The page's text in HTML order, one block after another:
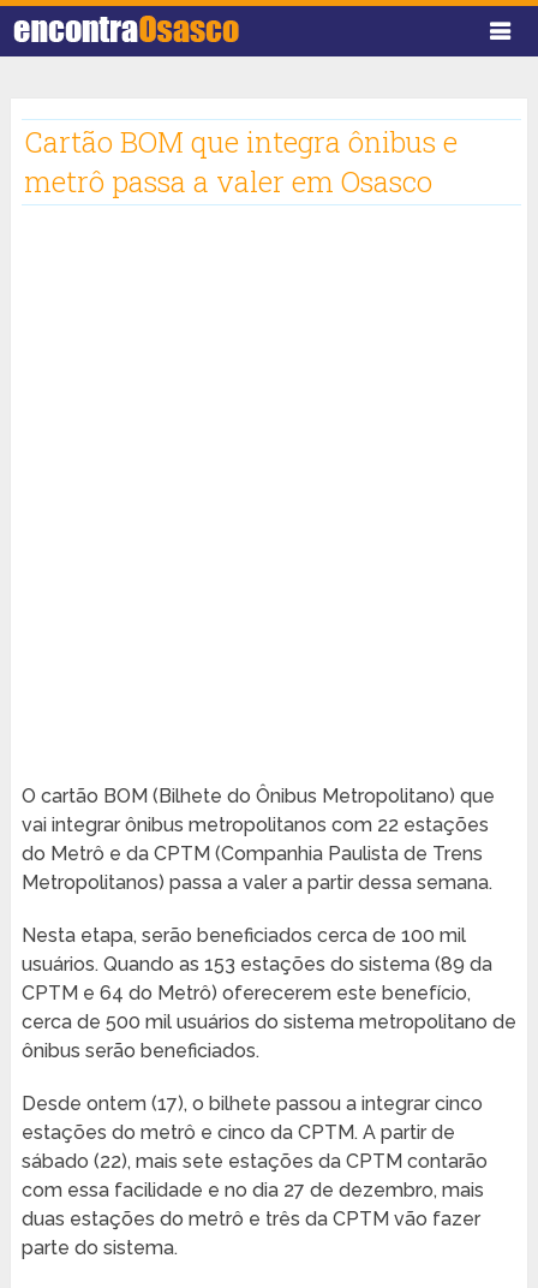
Cartão BOM que integra ônibus e
metrô passa a valer em Osasco
O cartão BOM (Bilhete do Ônibus Metropolitano) que
vai integrar ônibus metropolitanos com 22 estações
do Metrô e da CPTM (Companhia Paulista de Trens
Metropolitanos) passa a valer a partir dessa semana.
Nesta etapa, serão beneficiados cerca de 100 mil
usuários. Quando as 153 estações do sistema (89 da
CPTM e 64 do Metrô) oferecerem este benefício,
cerca de 500 mil usuários do sistema metropolitano de
ônibus serão beneficiados.
Desde ontem (17), o bilhete passou a integrar cinco
estações do metrô e cinco da CPTM. A partir de
sábado (22), mais sete estações da CPTM contarão
com essa facilidade e no dia 27 de dezembro, mais
duas estações do metrô e três da CPTM vão fazer
parte do sistema.